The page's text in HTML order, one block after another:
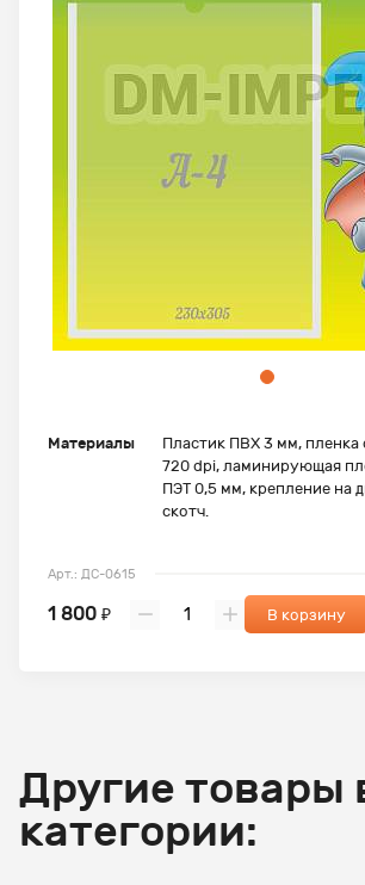
Материалы
Пластик ПВХ 3 мм,
720 dpi, ламинирующая
ПЭТ 0,5 мм, крепление на
скотч.
Арт.: ДС-0615
1 800 ₽ В корзину
Другие товары
категории: